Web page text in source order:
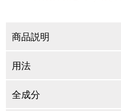
商品説明
用法
全成分